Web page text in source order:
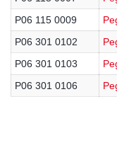
P06 115 0009
P06 301 0102
P06 301 0103
P06 301 0106